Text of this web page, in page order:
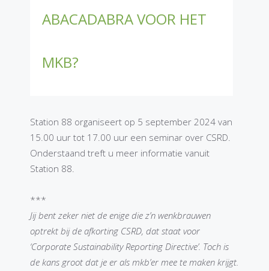
ABACADABRA VOOR HET
MKB?
Station 88 organiseert op 5 september 2024 van
15.00 uur tot 17.00 uur een seminar over CSRD.
Onderstaand treft u meer informatie vanuit
Station 88.
***
Jij bent zeker niet de enige die z’n wenkbrauwen
optrekt bij de afkorting CSRD, dat staat voor
‘Corporate Sustainability Reporting Directive’. Toch is
de kans groot dat je er als mkb’er mee te maken krijgt.